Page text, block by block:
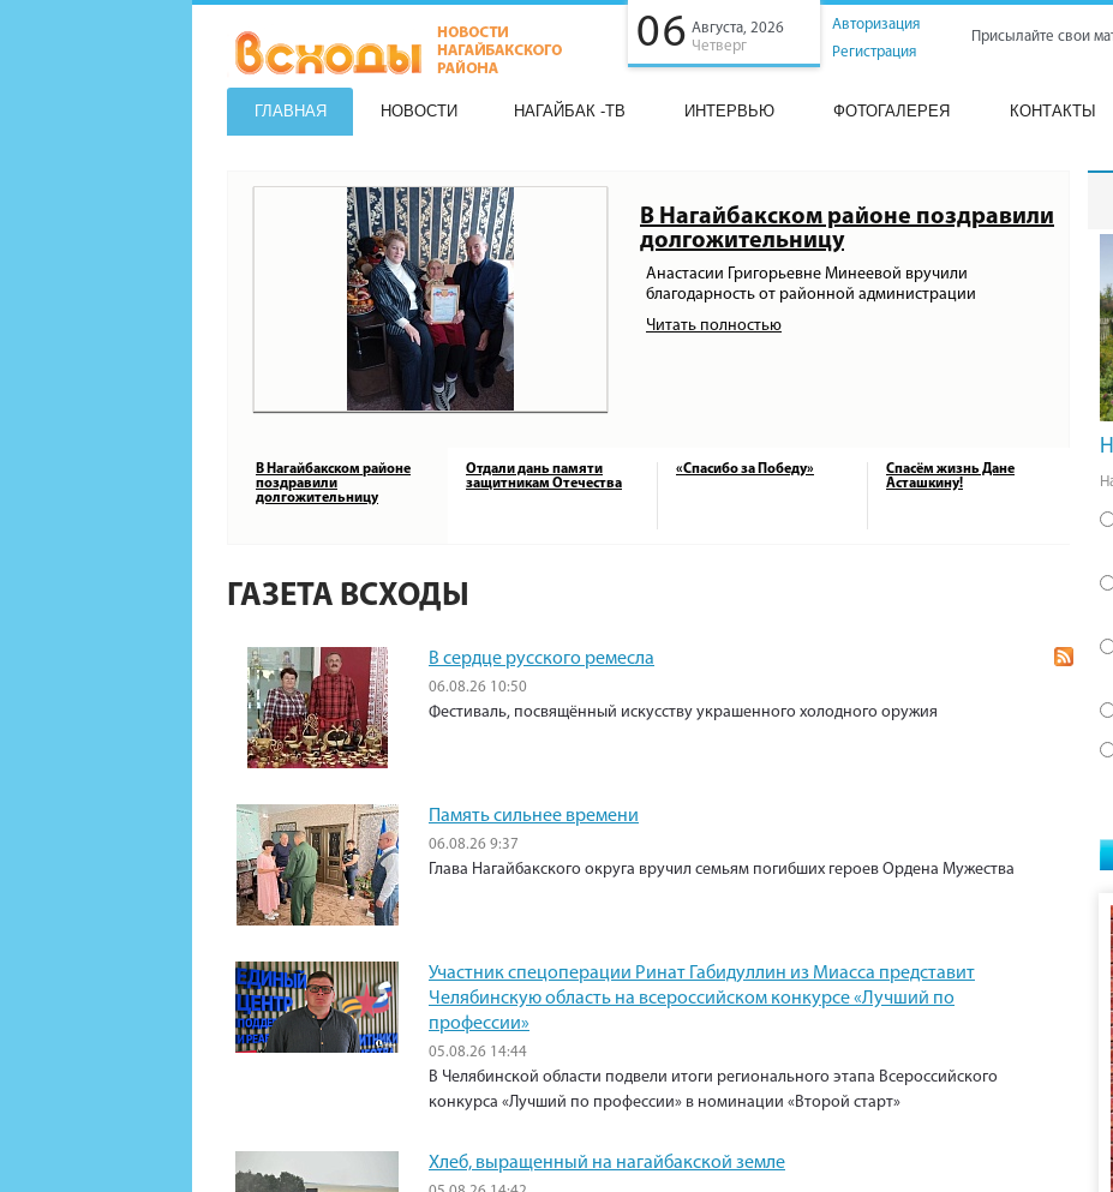
06 Августа, 2026
Четверг
Авторизация
Регистрация
Присылайте свои
ГЛАВНАЯ НОВОСТИ НАГАЙБАК -ТВ ИНТЕРВЬЮ ФОТОГАЛЕРЕЯ КОНТАКТЫ
В Нагайбакском районе поздравили
долгожительницу
Анастасии Григорьевне Минеевой вручили
благодарность от районной администрации
Читать полностью
В Нагайбакском районе
поздравили
долгожительницу
Отдали дань памяти
защитникам Отечества
«Спасибо за Победу»
Спасём жизнь Дане
Асташкину!
ГАЗЕТА ВСХОДЫ
В сердце русского ремесла
06.08.26 10:50
Фестиваль, посвящённый искусству украшенного холодного оружия
Память сильнее времени
06.08.26 9:37
Глава Нагайбакского округа вручил семьям погибших героев Ордена Мужества
Участник спецоперации Ринат Габидуллин из Миасса представит
Челябинскую область на всероссийском конкурсе «Лучший по
профессии»
05.08.26 14:44
В Челябинской области подвели итоги регионального этапа Всероссийского
конкурса «Лучший по профессии» в номинации «Второй старт»
Хлеб, выращенный на нагайбакской земле